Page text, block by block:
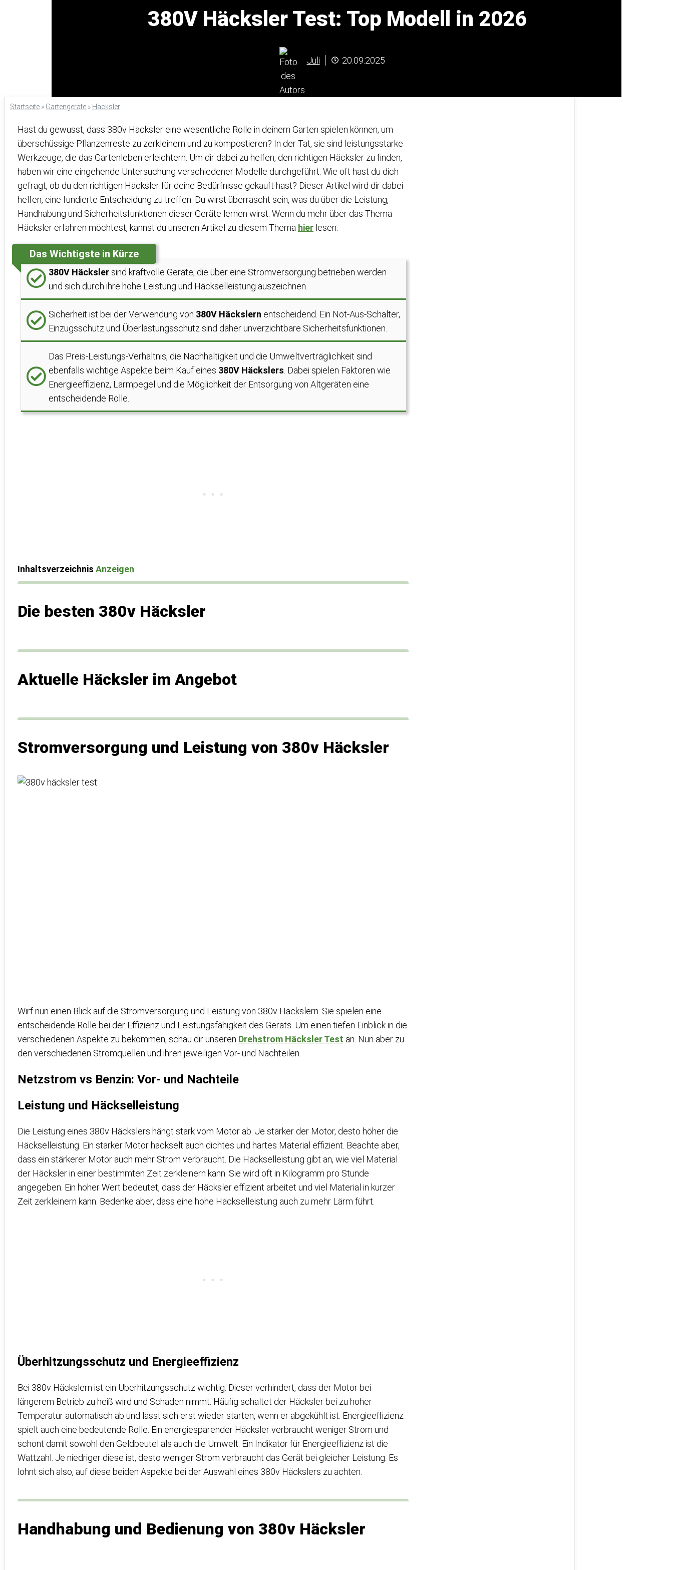
380V Häcksler Test: Top Modell in 2026
Juli 20.09.2025
Startseite » Gartengeräte » Häcksler
Hast du gewusst, dass 380v Häcksler eine wesentliche Rolle in deinem Garten spielen können, um
überschüssige Pflanzenreste zu zerkleinern und zu kompostieren? In der Tat, sie sind leistungsstarke
Werkzeuge, die das Gartenleben erleichtern. Um dir dabei zu helfen, den richtigen Häcksler zu finden,
haben wir eine eingehende Untersuchung verschiedener Modelle durchgeführt. Wie oft hast du dich
gefragt, ob du den richtigen Häcksler für deine Bedürfnisse gekauft hast? Dieser Artikel wird dir dabei
helfen, eine fundierte Entscheidung zu treffen. Du wirst überrascht sein, was du über die Leistung,
Handhabung und Sicherheitsfunktionen dieser Geräte lernen wirst. Wenn du mehr über das Thema
Häcksler erfahren möchtest, kannst du unseren Artikel zu diesem Thema hier lesen.
Das Wichtigste in Kürze
380V Häcksler sind kraftvolle Geräte, die über eine Stromversorgung betrieben werden
und sich durch ihre hohe Leistung und Häckselleistung auszeichnen.
Sicherheit ist bei der Verwendung von 380V Häckslern entscheidend. Ein Not-Aus-Schalter,
Einzugsschutz und Überlastungsschutz sind daher unverzichtbare Sicherheitsfunktionen.
Das Preis-Leistungs-Verhältnis, die Nachhaltigkeit und die Umweltverträglichkeit sind
ebenfalls wichtige Aspekte beim Kauf eines 380V Häckslers . Dabei spielen Faktoren wie
Energieeffizienz, Lärmpegel und die Möglichkeit der Entsorgung von Altgeräten eine
entscheidende Rolle.
Inhaltsverzeichnis Anzeigen
Die besten 380v Häcksler
Aktuelle Häcksler im Angebot
Stromversorgung und Leistung von 380v Häcksler
Wirf nun einen Blick auf die Stromversorgung und Leistung von 380v Häckslern. Sie spielen eine
entscheidende Rolle bei der Effizienz und Leistungsfähigkeit des Geräts. Um einen tiefen Einblick in die
verschiedenen Aspekte zu bekommen, schau dir unseren Drehstrom Häcksler Test an. Nun aber zu
den verschiedenen Stromquellen und ihren jeweiligen Vor- und Nachteilen.
Netzstrom vs Benzin: Vor- und Nachteile
Leistung und Häckselleistung
Die Leistung eines 380v Häckslers hängt stark vom Motor ab. Je stärker der Motor, desto höher die
Häckselleistung. Ein starker Motor häckselt auch dichtes und hartes Material effizient. Beachte aber,
dass ein stärkerer Motor auch mehr Strom verbraucht. Die Häckselleistung gibt an, wie viel Material
der Häcksler in einer bestimmten Zeit zerkleinern kann. Sie wird oft in Kilogramm pro Stunde
angegeben. Ein hoher Wert bedeutet, dass der Häcksler effizient arbeitet und viel Material in kurzer
Zeit zerkleinern kann. Bedenke aber, dass eine hohe Häckselleistung auch zu mehr Lärm führt.
Überhitzungsschutz und Energieeffizienz
Bei 380v Häckslern ist ein Überhitzungsschutz wichtig. Dieser verhindert, dass der Motor bei
längerem Betrieb zu heiß wird und Schaden nimmt. Häufig schaltet der Häcksler bei zu hoher
Temperatur automatisch ab und lässt sich erst wieder starten, wenn er abgekühlt ist. Energieeffizienz
spielt auch eine bedeutende Rolle. Ein energiesparender Häcksler verbraucht weniger Strom und
schont damit sowohl den Geldbeutel als auch die Umwelt. Ein Indikator für Energieeffizienz ist die
Wattzahl. Je niedriger diese ist, desto weniger Strom verbraucht das Gerät bei gleicher Leistung. Es
lohnt sich also, auf diese beiden Aspekte bei der Auswahl eines 380v Häckslers zu achten.
Handhabung und Bedienung von 380v Häcksler